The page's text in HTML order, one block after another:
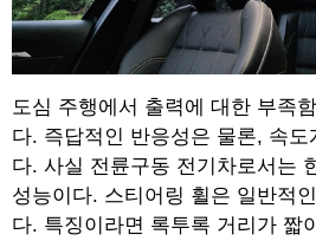
도심 주행에서 출력에 대한 부족
다. 즉답적인 반응성은 물론, 속
다. 사실 전륜구동 전기차로서는
성능이다. 스티어링 휠은 일반적
다. 특징이라면 록투록 거리가 짧